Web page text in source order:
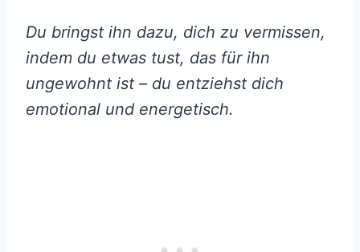
Du bringst ihn dazu, dich zu vermissen,
indem du etwas tust, das für ihn
ungewohnt ist – du entziehst dich
emotional und energetisch.